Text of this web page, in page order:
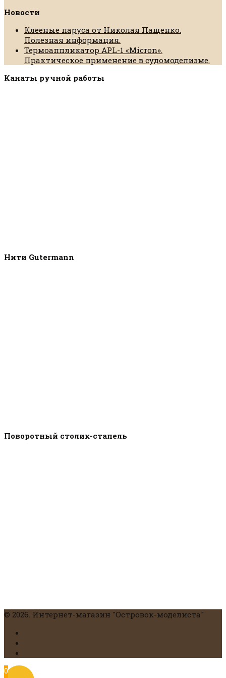
Новости
Клееные паруса от Николая Пащенко.
Полезная информация.
Термоаппликатор APL-1 «Micron».
Практическое применение в судомоделизме.
Канаты ручной работы
Нити Gutermann
Поворотный столик-стапель
© 2026. Интернет-магазин "Островок-моделиста"
0